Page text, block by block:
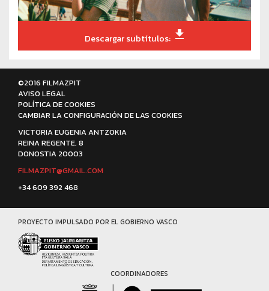
Descargar subtítulos: file_download
©2016 FILMAZPIT
AVISO LEGAL
POLÍTICA DE COOKIES
CAMBIAR LA CONFIGURACIÓN DE LAS COOKIES
VICTORIA EUGENIA ANTZOKIA
REINA REGENTE, 8
DONOSTIA 20003
FILMAZPIT@GMAIL.COM
+34 609 392 468
PROYECTO IMPULSADO POR EL GOBIERNO VASCO
COORDINADORES